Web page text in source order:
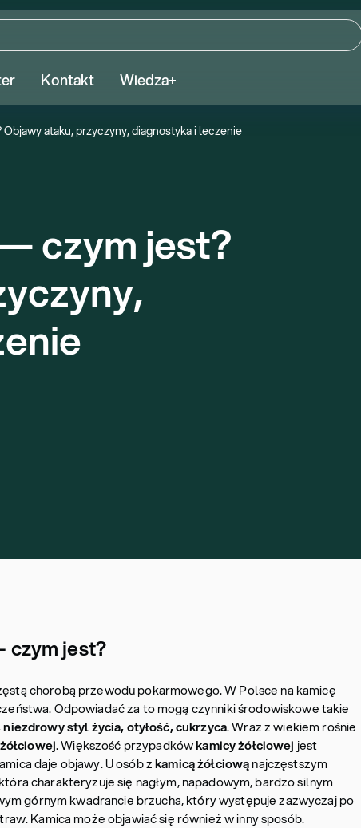
Kontakt Wiedza+
ataku, przyczyny, diagnostyka i leczenie
czym jest?
czym jest?
chorobą przewodu pokarmowego. W Polsce na kamicę
Odpowiadać za to mogą czynniki środowiskowe takie
styl życia, otyłość, cukrzyca. Wraz z wiekiem rośnie
. Większość przypadkówkamicy żółciowej jest
daje objawy. U osób zkamicą żółciowąnajczęstszym
charakteryzuje się nagłym, napadowym, bardzo silnym
górnym kwadrancie brzucha, który występuje zazwyczaj po
Kamica może objawiać się również w inny sposób.